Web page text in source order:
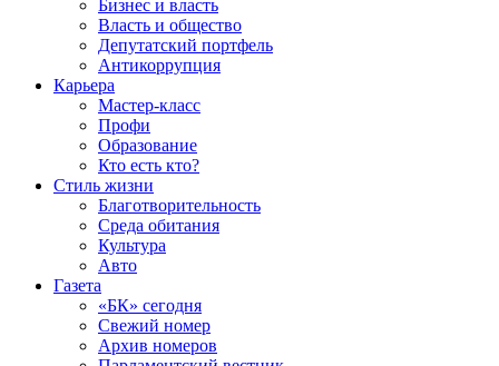
Бизнес и власть
Власть и общество
Депутатский портфель
Антикоррупция
Карьера
Мастер-класс
Профи
Образование
Кто есть кто?
Стиль жизни
Благотворительность
Среда обитания
Культура
Авто
Газета
«БК» сегодня
Свежий номер
Архив номеров